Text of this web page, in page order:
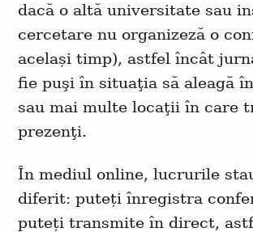
dacă o altă universitate sau
cercetare nu organizeză o
același timp), astfel încât
fie puşi în situaţia să aleagă
sau mai multe locaţii în care
prezenţi.
În mediul online, lucrurile
diferit: puteți înregistra
puteți transmite în direct,